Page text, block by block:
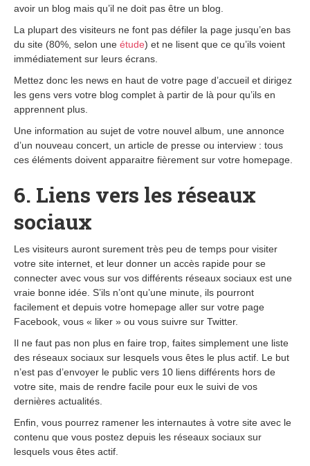
avoir un blog mais qu’il ne doit pas être un blog.
La plupart des visiteurs ne font pas défiler la page jusqu’en bas
du site (80%, selon une étude) et ne lisent que ce qu’ils voient
immédiatement sur leurs écrans.
Mettez donc les news en haut de votre page d’accueil et dirigez
les gens vers votre blog complet à partir de là pour qu’ils en
apprennent plus.
Une information au sujet de votre nouvel album, une annonce
d’un nouveau concert, un article de presse ou interview : tous
ces éléments doivent apparaitre fièrement sur votre homepage.
6. Liens vers les réseaux
sociaux
Les visiteurs auront surement très peu de temps pour visiter
votre site internet, et leur donner un accès rapide pour se
connecter avec vous sur vos différents réseaux sociaux est une
vraie bonne idée. S’ils n’ont qu’une minute, ils pourront
facilement et depuis votre homepage aller sur votre page
Facebook, vous « liker » ou vous suivre sur Twitter.
Il ne faut pas non plus en faire trop, faites simplement une liste
des réseaux sociaux sur lesquels vous êtes le plus actif. Le but
n’est pas d’envoyer le public vers 10 liens différents hors de
votre site, mais de rendre facile pour eux le suivi de vos
dernières actualités.
Enfin, vous pourrez ramener les internautes à votre site avec le
contenu que vous postez depuis les réseaux sociaux sur
lesquels vous êtes actif.